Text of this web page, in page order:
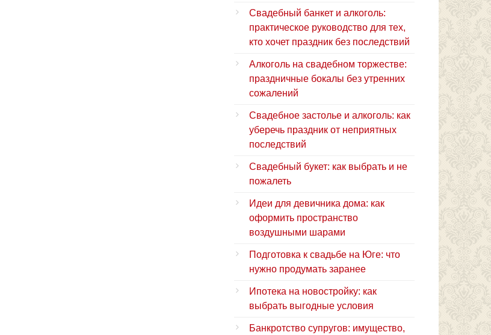
Свадебный банкет и алкоголь:
практическое руководство для тех,
кто хочет праздник без последствий
Алкоголь на свадебном торжестве:
праздничные бокалы без утренних
сожалений
Свадебное застолье и алкоголь: как
уберечь праздник от неприятных
последствий
Свадебный букет: как выбрать и не
пожалеть
Идеи для девичника дома: как
оформить пространство
воздушными шарами
Подготовка к свадьбе на Юге: что
нужно продумать заранее
Ипотека на новостройку: как
выбрать выгодные условия
Банкротство супругов: имущество,